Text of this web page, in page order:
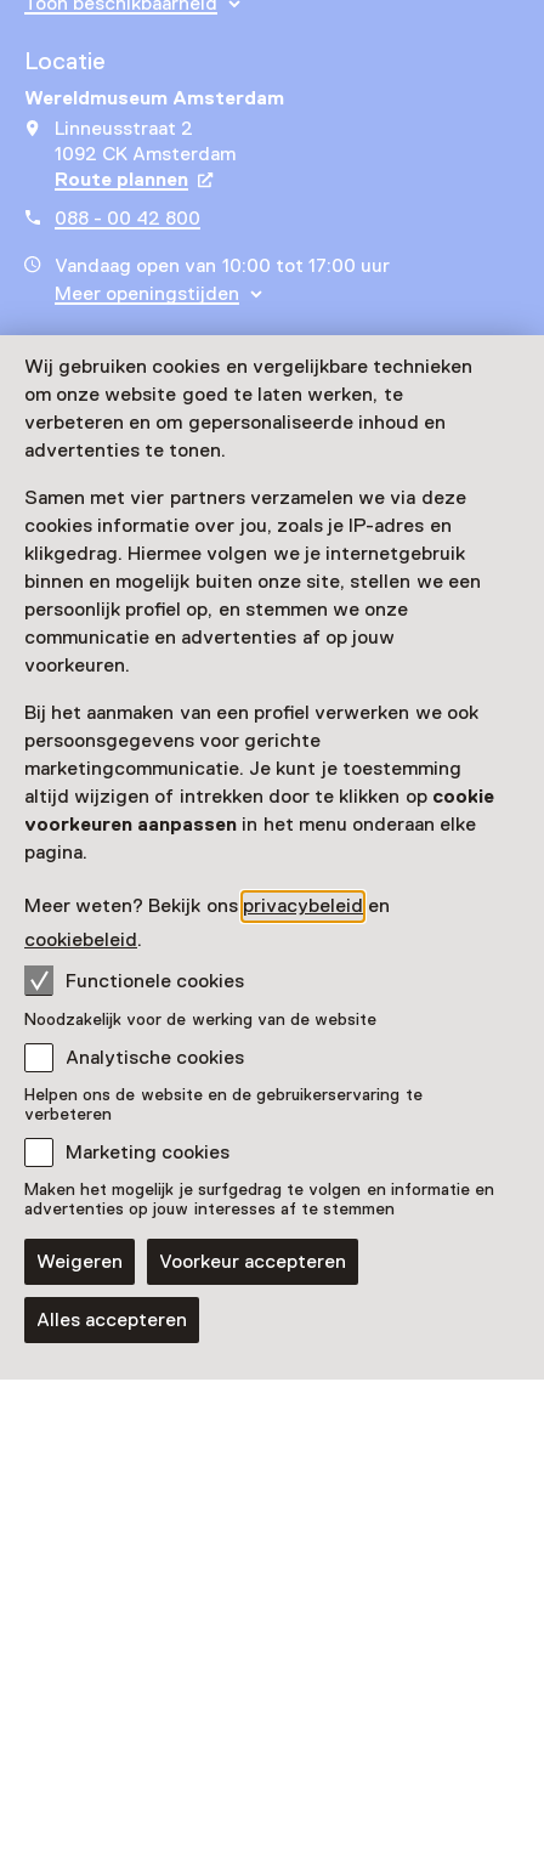
Wij gebruiken cookies en vergelijkbare technieken
om onze website goed te laten werken, te
verbeteren en om gepersonaliseerde inhoud en
advertenties te tonen.
Samen met vier partners verzamelen we via deze
cookies informatie over jou, zoals je IP-adres en
klikgedrag. Hiermee volgen we je internetgebruik
binnen en mogelijk buiten onze site, stellen we een
persoonlijk profiel op, en stemmen we onze
communicatie en advertenties af op jouw
voorkeuren.
Bij het aanmaken van een profiel verwerken we ook
persoonsgegevens voor gerichte
marketingcommunicatie. Je kunt je toestemming
altijd wijzigen of intrekken door te klikken op cookie
voorkeuren aanpassen in het menu onderaan elke
pagina.
Meer weten? Bekijk ons privacybeleid en
cookiebeleid.
Functionele cookies
Noodzakelijk voor de werking van de website
Analytische cookies
Helpen ons de website en de gebruikerservaring te
verbeteren
Marketing cookies
Maken het mogelijk je surfgedrag te volgen en informatie en
advertenties op jouw interesses af te stemmen
Weigeren Voorkeur accepteren
Alles accepteren
Locatie
Wereldmuseum Amsterdam
Linneusstraat 2
1092 CK Amsterdam
Route plannen Opent in een nieuw tabblad
088 - 00 42 800
Vandaag open van 10:00 tot 17:00 uur
Meer openingstijden
Zien & doen in
Wereldmuseum
Amsterdam
Our Story
Activiteit
Feest op zondag
Wekelijks op zondag t/m 3 januari 2027
van 10:00 tot 17:00
Voor 0 t/m 18 jaar en volwassenen